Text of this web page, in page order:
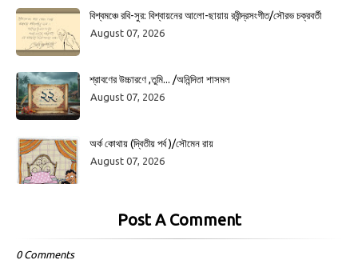
বিশ্বমঞ্চে রবি-সুর: বিশ্বায়নের আলো-ছায়ায় রবীন্দ্রসংগীত/সৌরভ চক্রবর্তী
August 07, 2026
শ্রাবণের উচ্চারণে ,তুমি... /অনিন্দিতা শাসমল
August 07, 2026
অর্ক কোথায় (দ্বিতীয় পর্ব )/সৌমেন রায়
August 07, 2026
Post A Comment
0 Comments